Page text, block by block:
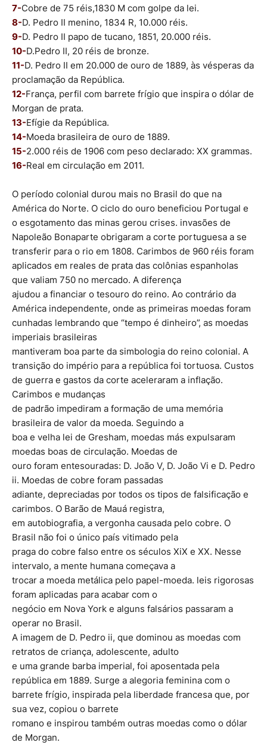
7-Cobre de 75 réis,1830 M com golpe da lei.
8-D. Pedro II menino, 1834 R, 10.000 réis.
9-D. Pedro II papo de tucano, 1851, 20.000 réis.
10-D.Pedro II, 20 réis de bronze.
11-D. Pedro II em 20.000 de ouro de 1889, às vésperas da
proclamação da República.
12-França, perfil com barrete frígio que inspira o dólar de
Morgan de prata.
13-Efígie da República.
14-Moeda brasileira de ouro de 1889.
15-2.000 réis de 1906 com peso declarado: XX grammas.
16-Real em circulação em 2011.
O período colonial durou mais no Brasil do que na
América do Norte. O ciclo do ouro beneficiou Portugal e
o esgotamento das minas gerou crises. invasões de
Napoleão Bonaparte obrigaram a corte portuguesa a se
transferir para o rio em 1808. Carimbos de 960 réis foram
aplicados em reales de prata das colônias espanholas
que valiam 750 no mercado. A diferença
ajudou a financiar o tesouro do reino. Ao contrário da
América independente, onde as primeiras moedas foram
cunhadas lembrando que “tempo é dinheiro”, as moedas
imperiais brasileiras
mantiveram boa parte da simbologia do reino colonial. A
transição do império para a república foi tortuosa. Custos
de guerra e gastos da corte aceleraram a inflação.
Carimbos e mudanças
de padrão impediram a formação de uma memória
brasileira de valor da moeda. Seguindo a
boa e velha lei de Gresham, moedas más expulsaram
moedas boas de circulação. Moedas de
ouro foram entesouradas: D. João V, D. João Vi e D. Pedro
ii. Moedas de cobre foram passadas
adiante, depreciadas por todos os tipos de falsificação e
carimbos. O Barão de Mauá registra,
em autobiografia, a vergonha causada pelo cobre. O
Brasil não foi o único país vitimado pela
praga do cobre falso entre os séculos XiX e XX. Nesse
intervalo, a mente humana começava a
trocar a moeda metálica pelo papel-moeda. leis rigorosas
foram aplicadas para acabar com o
negócio em Nova York e alguns falsários passaram a
operar no Brasil.
A imagem de D. Pedro ii, que dominou as moedas com
retratos de criança, adolescente, adulto
e uma grande barba imperial, foi aposentada pela
república em 1889. Surge a alegoria feminina com o
barrete frígio, inspirada pela liberdade francesa que, por
sua vez, copiou o barrete
romano e inspirou também outras moedas como o dólar
de Morgan.